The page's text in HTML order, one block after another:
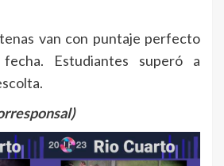
van con puntaje perfecto
Estudiantes superó a